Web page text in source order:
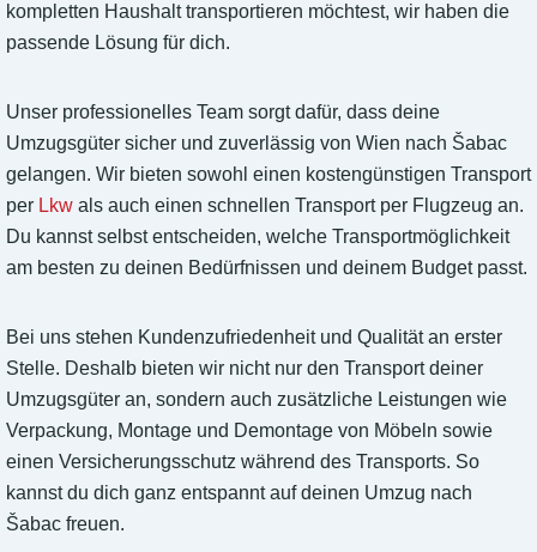
kompletten Haushalt transportieren möchtest, wir haben die
passende Lösung für dich.
Unser professionelles Team sorgt dafür, dass deine
Umzugsgüter sicher und zuverlässig von Wien nach Šabac
gelangen. Wir bieten sowohl einen kostengünstigen Transport
per Lkw als auch einen schnellen Transport per Flugzeug an.
Du kannst selbst entscheiden, welche Transportmöglichkeit
am besten zu deinen Bedürfnissen und deinem Budget passt.
Bei uns stehen Kundenzufriedenheit und Qualität an erster
Stelle. Deshalb bieten wir nicht nur den Transport deiner
Umzugsgüter an, sondern auch zusätzliche Leistungen wie
Verpackung, Montage und Demontage von Möbeln sowie
einen Versicherungsschutz während des Transports. So
kannst du dich ganz entspannt auf deinen Umzug nach
Šabac freuen.